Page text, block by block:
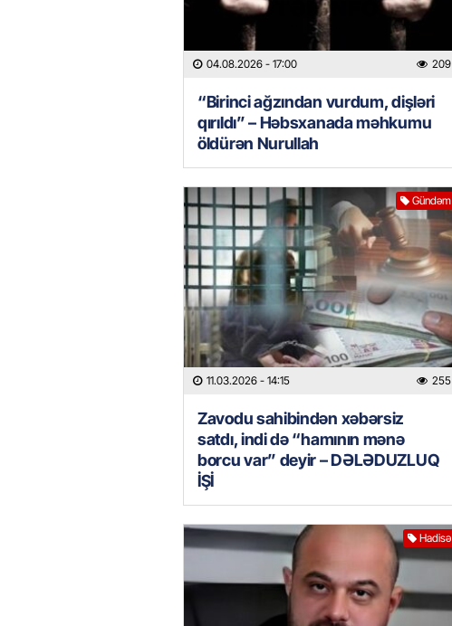
04.08.2026 - 17:00 209
“Birinci ağzından vurdum, dişləri
qırıldı” – Həbsxanada məhkumu
öldürən Nurullah
Gündəm
11.03.2026 - 14:15 255
Zavodu sahibindən xəbərsiz
satdı, indi də “hamının mənə
borcu var” deyir – DƏLƏDUZLUQ
İŞİ
Hadisə